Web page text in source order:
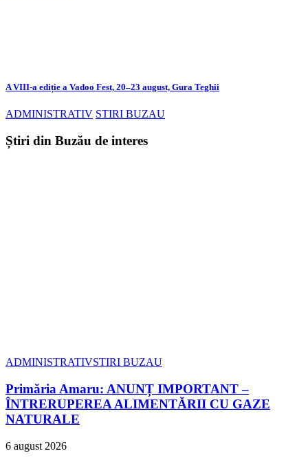
A VIII-a ediție a Vadoo Fest, 20–23 august, Gura Teghii
ADMINISTRATIV STIRI BUZAU
Știri din Buzău de interes
ADMINISTRATIVSTIRI BUZAU
Primăria Amaru: ANUNȚ IMPORTANT –
ÎNTRERUPEREA ALIMENTĂRII CU GAZE
NATURALE
6 august 2026